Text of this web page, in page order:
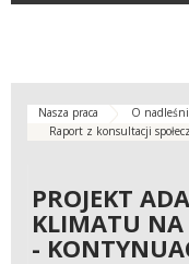
Nasza praca O
Raport z konsultacji
PROJEKT
KLIMATU NA
-